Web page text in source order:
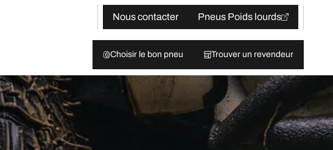
Nous contacter
Pneus Poids lourds
Choisir le bon pneu Trouver un revendeur